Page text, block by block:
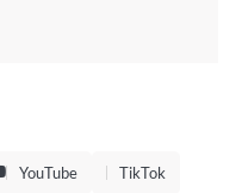
YouTube TikTok